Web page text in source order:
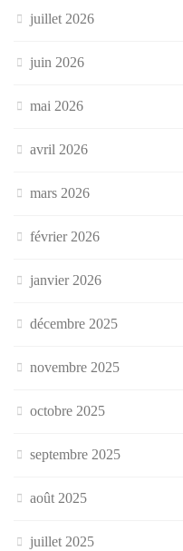
juillet 2026
juin 2026
mai 2026
avril 2026
mars 2026
février 2026
janvier 2026
décembre 2025
novembre 2025
octobre 2025
septembre 2025
août 2025
juillet 2025